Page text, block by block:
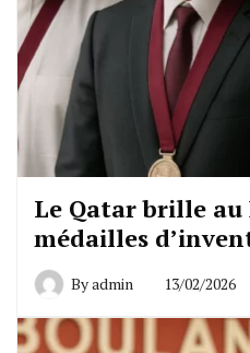
Le Qatar brille au
médailles
Byadmin 13/02/2026